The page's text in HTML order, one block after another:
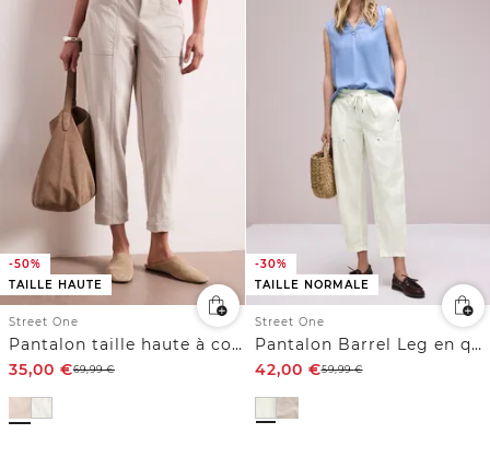
-50%
TAILLE HAUTE
Street One
Pantalon taille haute à coupe barrel leg décontractée
35,00 €69,99€
-30%
TAILLE NORMALE
Street One
Pantalon Barrel Leg en qualité Papertouch
42,00 €59,99€